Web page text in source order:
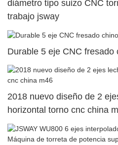
diámetro tipo suizo CNC
trabajo jsway
Durable 5 eje CNC fresado
2018 nuevo diseño de 2
horizontal torno cnc china